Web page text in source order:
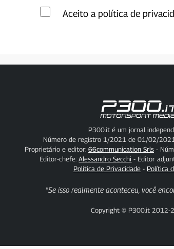
Aceito a política de
P300.it é um jornal
Número de registro 1/2021 de 01/02/2021
Proprietário e editor: 66communication Srls-
Editor-chefe:Alessandro Secchi - Editor
Política de Privacidade- Política
"Se isso realmente aconteceu, você
Copyright © P300.it 2012-